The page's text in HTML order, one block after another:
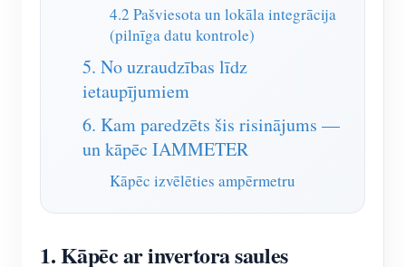
Apmācības video
FAQ
Jaunumi
Satura ieguldījums
Atlīdzības punkti
forums
Izpētīt
Atlīdzības programma
Sazināties
Par mums
4.2 Pašviesota un lokāla integrācija
(pilnīga datu kontrole)
5. No uzraudzības līdz
ietaupījumiem
6. Kam paredzēts šis risinājums —
un kāpēc IAMMETER
Kāpēc izvēlēties ampērmetru
1. Kāpēc ar invertora saules